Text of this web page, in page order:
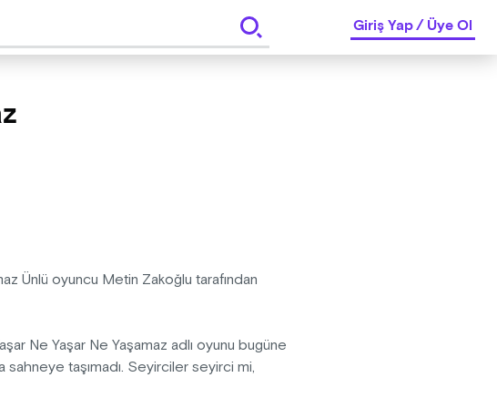
Giriş Yap/Üye Ol
Ünlü oyuncu Metin Zakoğlu tarafından
Ne Yaşar Ne Yaşamaz adlı oyunu bugüne
taşımadı. Seyirciler seyirci mi,